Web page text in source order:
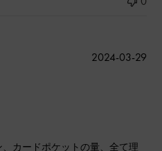
カードポケットの量、全て理
公
2024-03-29